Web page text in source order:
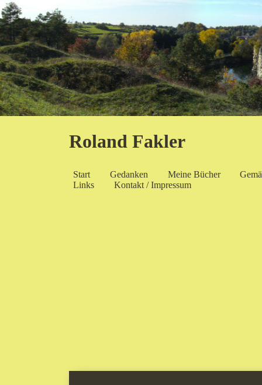
Roland Fakler
Start Gedanken Meine Bücher
Links
Kontakt / Impressum